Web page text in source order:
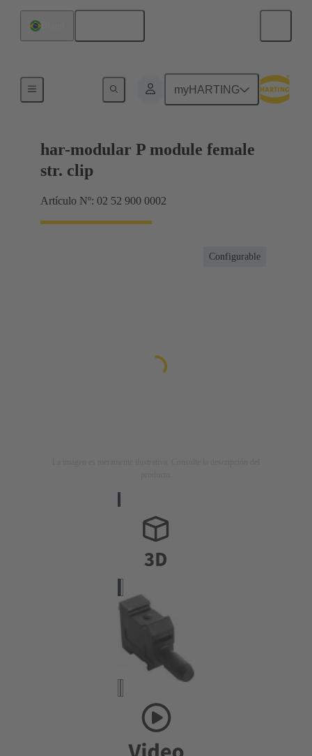
myHARTING
Terminación de placa madre a tarjeta hija
har-modular P module female
str. clip
Artículo Nº: 02 52 900 0002
Configurable